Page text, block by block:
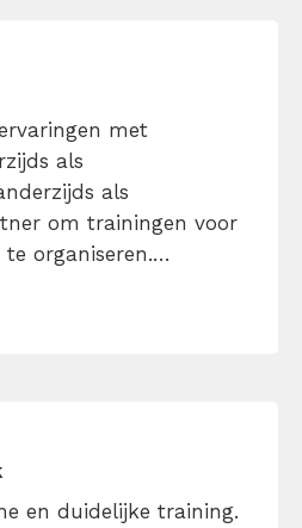
met
als
als
om trainingen voor
organiseren.
achteraf, hand-outs
te volgen erg
en duidelijke training.